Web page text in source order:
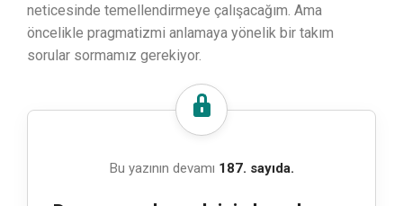
neticesinde temellendirmeye çalışacağım. Ama
öncelikle pragmatizmi anlamaya yönelik bir takım
sorular sormamız gerekiyor.
Bu yazının devamı 187. sayıda.